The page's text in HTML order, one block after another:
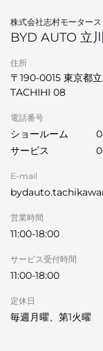
株式会社志村モータース
BYD AUTO 立川
住所
〒190-0015 東京都
TACHIHI 08
電話番号
ショールーム
サービス
E-mail
営業時間
11:00-18:00
サービス受付時間
11:00-18:00
定休日
毎週月曜、第1火曜